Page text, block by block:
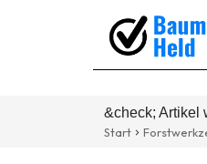
&check; Artikel
Start